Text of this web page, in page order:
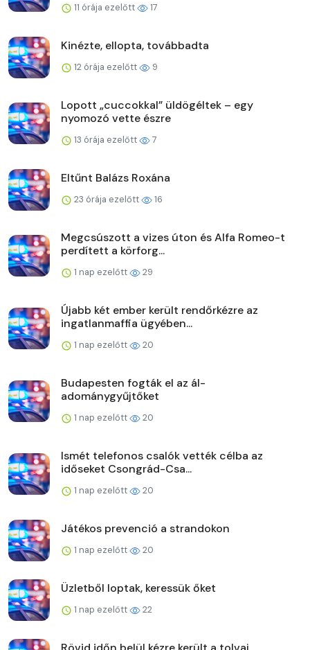
11 órája ezelőtt 17
Kinézte, ellopta, továbbadta
12 órája ezelőtt 9
Lopott „cuccokkal” üldögéltek – egy
nyomozó vette észre
13 órája ezelőtt 7
Eltűnt Balázs Roxána
23 órája ezelőtt 16
Megcsúszott a vizes úton és Alfa Romeo-t
perdített a körforg...
1 nap ezelőtt 29
Újabb két ember került rendőrkézre az
ingatlanmaffia ügyében...
1 nap ezelőtt 20
Budapesten fogták el az ál-
adománygyűjtőket
1 nap ezelőtt 20
Ismét telefonos csalók vették célba az
időseket Csongrád-Csa...
1 nap ezelőtt 20
Játékos prevenció a strandokon
1 nap ezelőtt 20
Üzletből loptak, keressük őket
1 nap ezelőtt 22